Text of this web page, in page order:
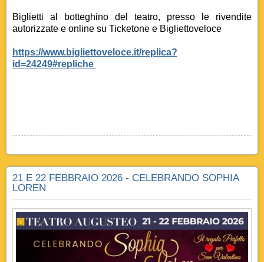
Biglietti al botteghino del teatro, presso le rivendite
autorizzate e online su Ticketone e Bigliettoveloce
https://www.bigliettoveloce.it/replica?
id=24249#repliche
21 E 22 FEBBRAIO 2026 - CELEBRANDO SOPHIA
LOREN